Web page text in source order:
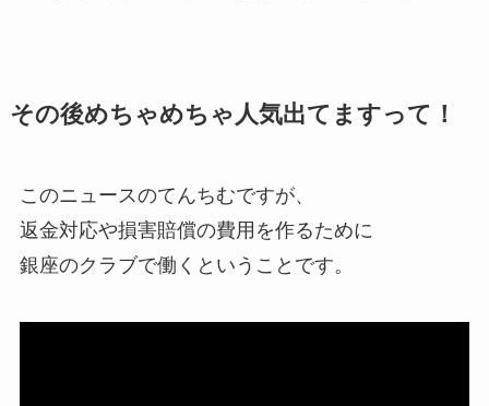
その後めちゃめちゃ人気出てますって！
このニュースのてんちむですが、
返金対応や損害賠償の費用を作るために
銀座のクラブで働くということです。